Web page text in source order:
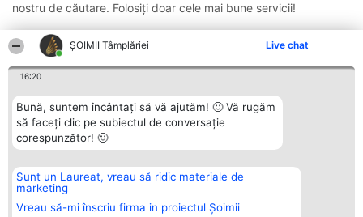
ȘOIMII Tâmplăriei Live chat
16:20
Bună, suntem încântați să vă ajutăm! 🙂 Vă rugăm
să faceți clic pe subiectul de conversație
corespunzător! 🙂
Sunt un Laureat, vreau să ridic materiale de
marketing
Vreau să-mi înscriu firma in proiectul Șoimii
nostru de căutare. Folosiți doar cele mai bune servicii!
Organizator Ranking
BRIGHT SOLUTIONS BR SRL
Aleea Timisul De Sus 2 Bl. A30
Sc. A Et. 4 Ap. 13 Cod 061952
Plebiscyt
Lista Tuturor
Laureaților
Contact